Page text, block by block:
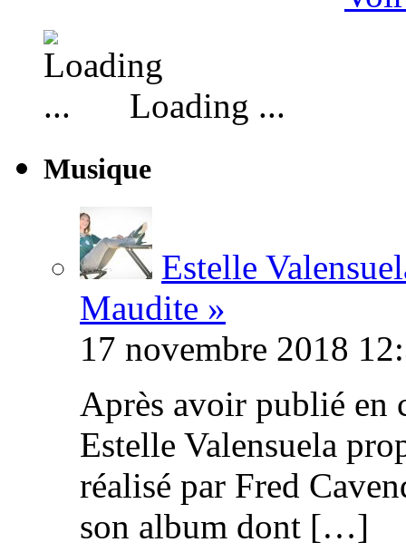
Loading ...
Musique
Estelle
Maudite »
17 novembre 2018
Après avoir publié en
Estelle Valensuela
réalisé par Fred
son album dont […]